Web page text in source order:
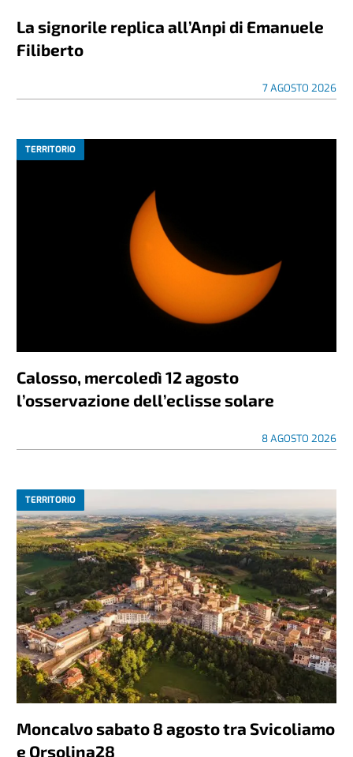
La signorile replica all’Anpi di Emanuele
Filiberto
7 AGOSTO 2026
TERRITORIO
Calosso, mercoledì 12 agosto
l’osservazione dell’eclisse solare
8 AGOSTO 2026
TERRITORIO
Moncalvo sabato 8 agosto tra Svicoliamo
e Orsolina28